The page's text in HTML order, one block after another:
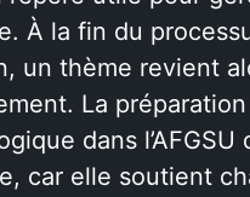
À la fin du
un thème revient
La préparation
dans
car elle soutient